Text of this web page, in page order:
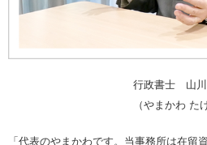
行政書士 山
（やまかわ た
「代表のやまかわです。当事務所は在留